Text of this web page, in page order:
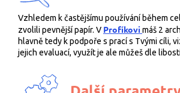
Vzhledem k častějšímu používání během
zvolili pevnější papír. V Profíkovi máš 2
hlavně tedy k podpoře s prací s Tvými cíli,
jejich evaluací, využít je ale můžeš dle